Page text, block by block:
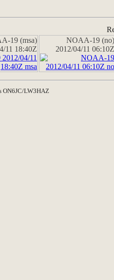
19 (msa)
11 18:40Z
NOAA-19 (no)
2012/04/11 06:10Z
ON6JC/LW3HAZ